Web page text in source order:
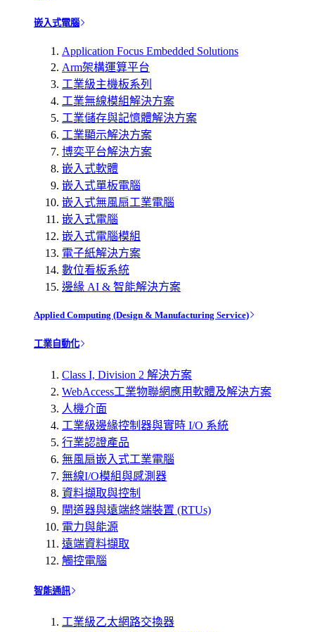
嵌入式電腦
Application Focus Embedded Solutions
Arm架構運算平台
工業級主機板系列
工業無線模組解決方案
工業儲存與記憶體解決方案
工業顯示解決方案
博奕平台解決方案
嵌入式軟體
嵌入式單板電腦
嵌入式無風扇工業電腦
嵌入式電腦
嵌入式電腦模組
電子紙解決方案
數位看板系統
邊緣 AI & 智能解決方案
Applied Computing (Design & Manufacturing Service)
工業自動化
Class I, Division 2 解決方案
WebAccess工業物聯網應用軟體及解決方案
人機介面
工業級邊緣控制器與實時 I/O 系統
行業認證產品
無風扇嵌入式工業電腦
無線I/O模組與感測器
資料擷取與控制
閘道器與遠端終端裝置 (RTUs)
電力與能源
遠端資料擷取
觸控電腦
智能通訊
工業級乙太網路交換器